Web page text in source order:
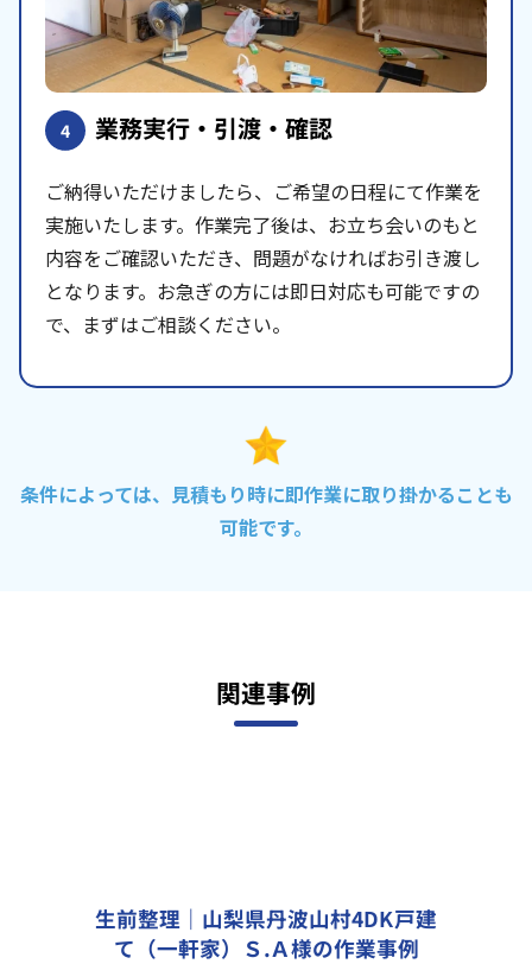
4 業務実行・引渡・確認
ご納得いただけましたら、ご希望の日程にて作業を
実施いたします。作業完了後は、お立ち会いのもと
内容をご確認いただき、問題がなければお引き渡し
となります。お急ぎの方には即日対応も可能ですの
で、まずはご相談ください。
条件によっては、見積もり時に即作業に取り掛かることも
可能です。
関連事例
生前整理｜山梨県丹波山村4DK戸建
て（一軒家）Ｓ.Ａ様の作業事例